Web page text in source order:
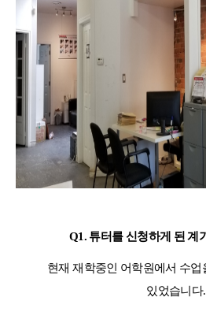
Q1. 튜터를 신청하게 된 계
현재 재학중인 어학원에서 수
있었습니다.